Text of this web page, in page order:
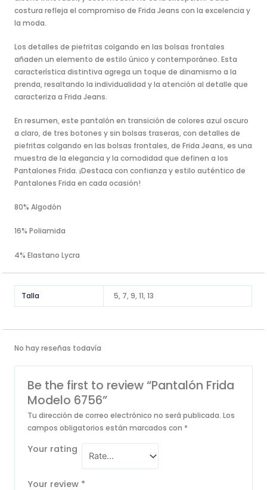
costura refleja el compromiso de Frida Jeans con la excelencia y
la moda.
Los detalles de piefritas colgando en las bolsas frontales
añaden un elemento de estilo único y contemporáneo. Esta
característica distintiva agrega un toque de dinamismo a la
prenda, resaltando la individualidad y la atención al detalle que
caracteriza a Frida Jeans.
En resumen, este pantalón en transición de colores azul oscuro
a claro, de tres botones y sin bolsas traseras, con detalles de
piefritas colgando en las bolsas frontales, de Frida Jeans, es una
muestra de la elegancia y la comodidad que definen a los
Pantalones Frida. ¡Destaca con confianza y estilo auténtico de
Pantalones Frida en cada ocasión!
80% Algodón
16% Poliamida
4% Elastano Lycra
Talla 5, 7, 9, 11, 13
No hay reseñas todavía
Be the first to review “Pantalón Frida
Modelo 6756”
Tu dirección de correo electrónico no será publicada. Los
campos obligatorios están marcados con *
Your rating
Your review *